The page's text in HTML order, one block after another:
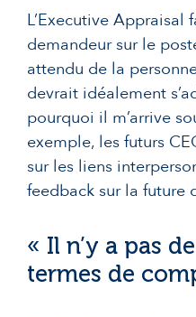
L’Executive
demandeur sur le
attendu de la
devrait idéalement
pourquoi il m’arrive
exemple, les futurs
sur les liens
feedback sur la
« Il n’y a pas
termes de